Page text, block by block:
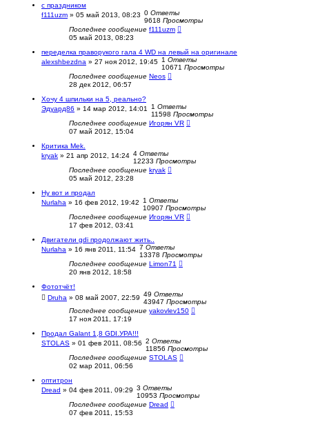
с праздником
f111uzm » 05 май 2013, 08:23 0 Ответы
9618 Просмотры
Последнее сообщение f111uzm
05 май 2013, 08:23
переделка праворукого гала 4 WD на левый на оригинале
alexshbezdna » 27 ноя 2012, 19:45 1 Ответы
10671 Просмотры
Последнее сообщение Neos
28 дек 2012, 06:57
Хочу 4 шпильки на 5, реально?
Эдуард86 » 14 мар 2012, 14:01 1 Ответы
11598 Просмотры
Последнее сообщение Игорян VR
07 май 2012, 15:04
Критика Mek.
kryak » 21 апр 2012, 14:24 4 Ответы
12233 Просмотры
Последнее сообщение kryak
05 май 2012, 23:28
Ну вот и продал
Nurlaha » 16 фев 2012, 19:42 1 Ответы
10907 Просмотры
Последнее сообщение Игорян VR
17 фев 2012, 03:41
Двигатели gdi продолжают жить..
Nurlaha » 16 янв 2011, 11:54 7 Ответы
13378 Просмотры
Последнее сообщение Limon71
20 янв 2012, 18:58
Фототчёт!
Druha » 08 май 2007, 22:59 49 Ответы
43947 Просмотры
Последнее сообщение yakovlev150
17 ноя 2011, 17:19
Продал Galant 1,8 GDI.УРА!!!
STOLAS » 01 фев 2011, 08:56 2 Ответы
11856 Просмотры
Последнее сообщение STOLAS
02 мар 2011, 06:56
оптитрон
Dread » 04 фев 2011, 09:29 3 Ответы
10953 Просмотры
Последнее сообщение Dread
07 фев 2011, 15:53